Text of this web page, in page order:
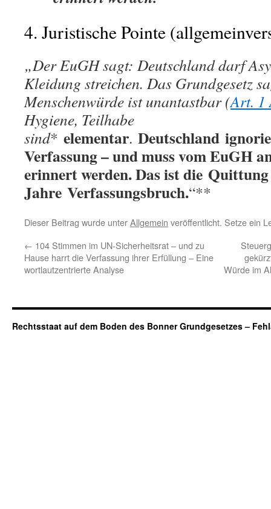
4. Juristische Pointe
„Der EuGH sagt: Deutschland darf
Kleidung streichen. Das Grundgesetz
Menschenwürde ist unantastbar (Art. 1
Hygiene, Teilhabe
sind* elementar. Deutschland
Verfassung – und muss vom EuGH
erinnert werden. Das ist die Quittung
Jahre Verfassungsbruch.“**
Dieser Beitrag wurde unterAllgemein veröffentlicht. Setze ein
← 104 Stimmen im UN-Sicherheitsrat – und zu
Hause harrt die Verfassung ihrer Erfüllung – Eine
wortlautzentrierte Analyse
Würde im
Rechtsstaat auf dem Boden des Bonner Grundgesetzes –